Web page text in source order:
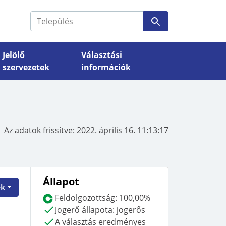
Jelölő
szervezetek
Választási
információk
Választási szervek
Az adatok frissítve: 2022. április 16. 11:13:17
Állapot
Feldolgozottság: 100,00%
Jogerő állapota: jogerős
A választás eredményes